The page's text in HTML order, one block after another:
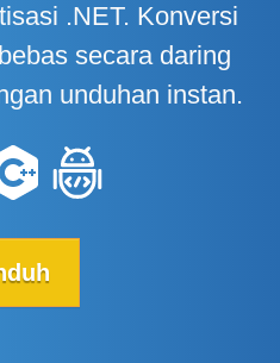
.NET. Konversi
secara daring
unduhan instan.